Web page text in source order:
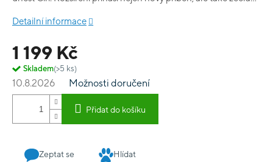
1 199 Kč
Skladem(>5 ks)
10.8.2026 Možnosti doručení
Přidat do košíku
ostatním. Kdo v tomto střetu zvítězí? Ovládněte cestu osudu
mocnými schopnostmi. Zmařte plány svých protivníků a
realizujte vlastní záměry. Týmová hra je klíčová Jedině
koordinovaný útok na síly Divokého honu bude mít naději na
úspěch a zabrání mu ve vítězství. Prodiskutujte svou strategii,
zaměřte se na největší hrozbu a poraďte si s ní. Nový příběh k
vyprávění Ponořte se do osidel pronásledování a sami si
ověřte, jak vaše rozhodnutí ovlivní celý příběh. OBSAH
příběhu 7 dřevěných ukazatelů anglická pravidla
Detailní informace
Zeptat se Hlídat